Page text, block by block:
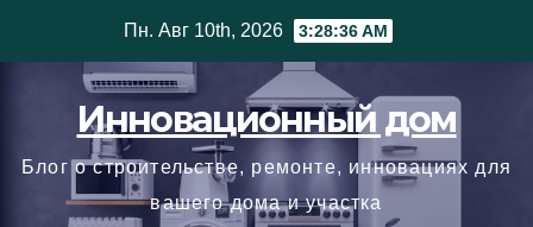
Пн. Авг 10th, 2026 3:28:37 AM
Инновационный дом
Блог о строительстве, ремонте, инновациях для
вашего дома и участка